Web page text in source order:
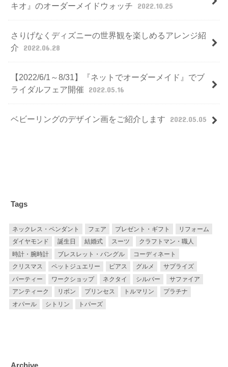
キオ』のオーダーメイドウォッチ
2022.10.25
さりげなくディズニーの世界観を楽しめるアレンジ紹
介
2022.06.28
【2022/6/1～8/31】『ネットでオーダーメイド』でブ
ライダルフェア開催
2022.05.16
ベビーリングのデザイン画をご紹介します 2022.05.05
Tags
ネックレス・ペンダント フェア プレゼント・ギフト
リフォーム
ダイヤモンド
誕生日 結婚式 スーツ
クラフトマン・職人
時計・腕時計
ブレスレット・バングル
コーディネート
クリスマス
ペットジュエリー ピアス グルメ
サプライズ
パーティー
ワークショップ ネクタイ シルバー
サファイア
アンティーク
リボン プリンセス トルマリン
プラチナ
オパール
シトリン トパーズ